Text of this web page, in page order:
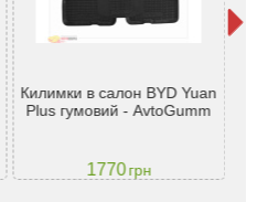
Килимки в салон BYD Yuan
Plus гумовий - AvtoGumm
1770грн